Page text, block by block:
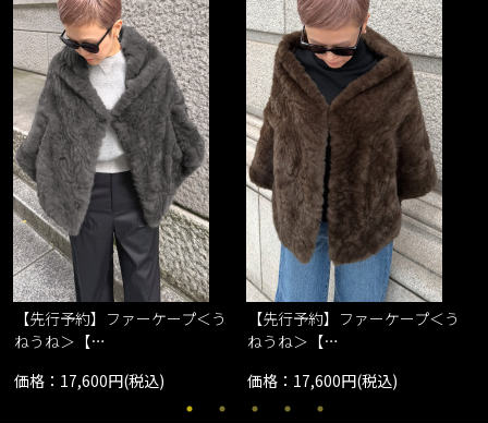
【先行予約】ファーケープ＜う
ねうね＞【…
価格：17,600円(税込)
【先行予約】ファーケープ＜う
ねうね＞【…
価格：17,600円(税込)